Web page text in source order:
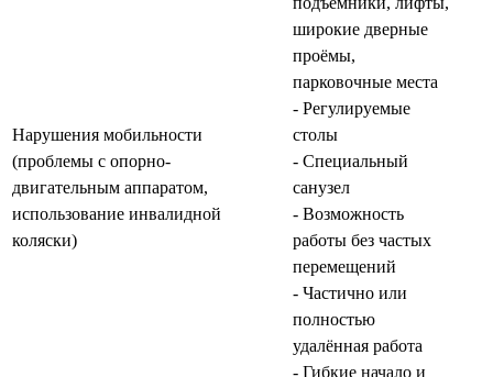
Нарушения мобильности
(проблемы с опорно-
двигательным аппаратом,
использование инвалидной
коляски)
широкие дверные
проёмы,
парковочные места
- Регулируемые
столы
- Специальный
санузел
- Возможность
работы без частых
перемещений
- Частично или
полностью
удалённая работа
- Гибкие начало и